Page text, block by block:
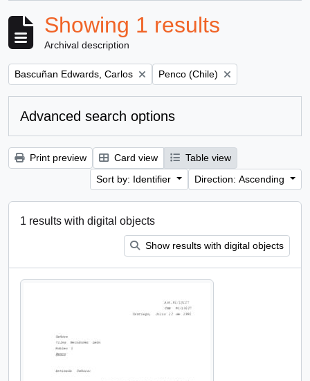
Showing 1 results
Archival description
Remove filter:
Bascuñan Edwards, Carlos Remove filter:
Penco (Chile)
Advanced search options
Print preview Card view
Table view
Sort by: Identifier
Direction: Ascending
1 results with digital objects
Show results with digital objects